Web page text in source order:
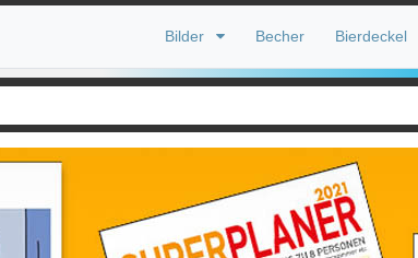
Bilder Becher Bierdeckel